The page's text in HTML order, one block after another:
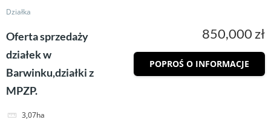
Działka
Oferta sprzedaży
działek w
Barwinku,działki z
MPZP.
3,07ha
850,000 zł
POPROŚ O INFORMACJE